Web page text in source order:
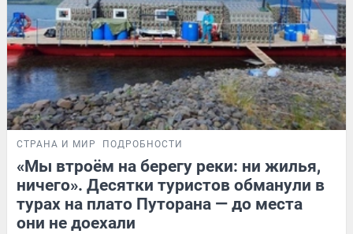
СТРАНА И МИР ПОДРОБНОСТИ
«Мы втроём на берегу реки: ни жилья,
ничего». Десятки туристов обманули в
турах на плато Путорана — до места
они не доехали